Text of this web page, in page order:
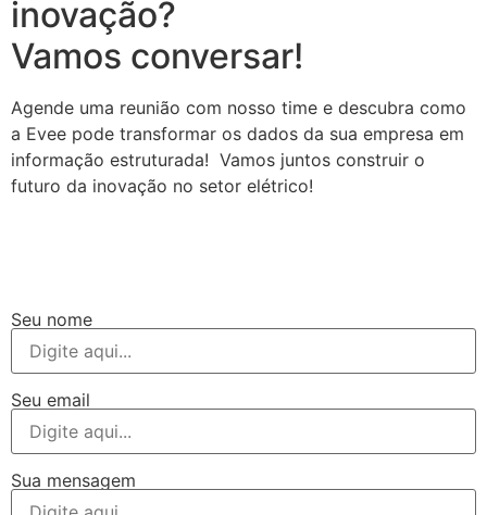
inovação?
Vamos conversar!
Agende uma reunião com nosso time e descubra como
a Evee pode transformar os dados da sua empresa em
informação estruturada! Vamos juntos construir o
futuro da inovação no setor elétrico!
Seu nome
Seu email
Sua mensagem